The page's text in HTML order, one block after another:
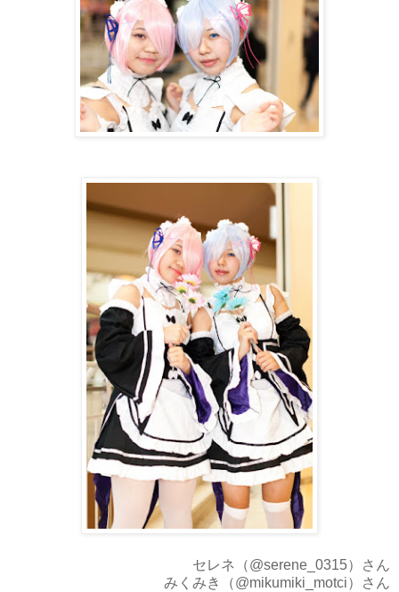
セレネ（@serene_0315）さん
みくみき（@mikumiki_motci）さん